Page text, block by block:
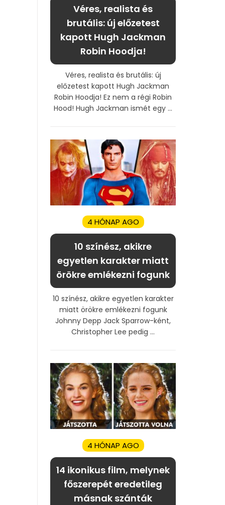
Véres, realista és
brutális: új előzetest
kapott Hugh Jackman
Robin Hoodja!
Véres, realista és brutális: új
előzetest kapott Hugh Jackman
Robin Hoodja! Ez nem a régi Robin
Hood! Hugh Jackman ismét egy ...
4 HÓNAP AGO
10 színész, akikre
egyetlen karakter miatt
örökre emlékezni fogunk
10 színész, akikre egyetlen karakter
miatt örökre emlékezni fogunk
Johnny Depp Jack Sparrow-ként,
Christopher Lee pedig ...
4 HÓNAP AGO
14 ikonikus film, melynek
főszerepét eredetileg
másnak szánták